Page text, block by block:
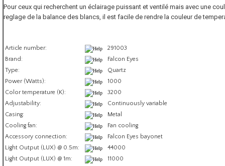
Pour ceux qui recherchent un éclairage puissant et ventilé mais avec une
reglage de la balance des blancs, il est facile de rendre la couleur de
Article number:
291003
Brand:
Falcon Eyes
Type:
Quartz
Power (Watts):
1000
Color temperature (K):
3200
Adjustability:
Continuously variable
Casing:
Metal
Cooling fan:
Fan cooling
Accessory connection:
Falcon Eyes bayonet
Light Output (LUX) @ 0.5m:
44000
Light Output (LUX) @ 1m:
11000